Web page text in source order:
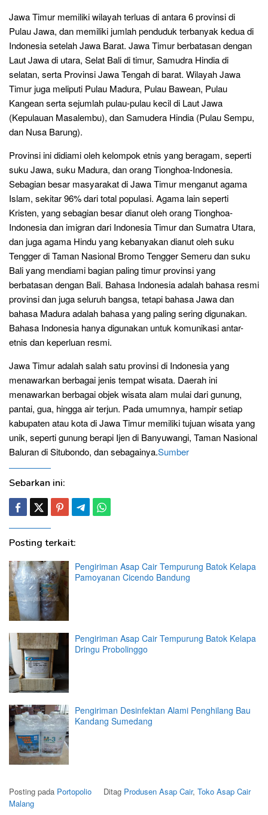
Jawa Timur memiliki wilayah terluas di antara 6 provinsi di
Pulau Jawa, dan memiliki jumlah penduduk terbanyak kedua di
Indonesia setelah Jawa Barat. Jawa Timur berbatasan dengan
Laut Jawa di utara, Selat Bali di timur, Samudra Hindia di
selatan, serta Provinsi Jawa Tengah di barat. Wilayah Jawa
Timur juga meliputi Pulau Madura, Pulau Bawean, Pulau
Kangean serta sejumlah pulau-pulau kecil di Laut Jawa
(Kepulauan Masalembu), dan Samudera Hindia (Pulau Sempu,
dan Nusa Barung).
Provinsi ini didiami oleh kelompok etnis yang beragam, seperti
suku Jawa, suku Madura, dan orang Tionghoa-Indonesia.
Sebagian besar masyarakat di Jawa Timur menganut agama
Islam, sekitar 96% dari total populasi. Agama lain seperti
Kristen, yang sebagian besar dianut oleh orang Tionghoa-
Indonesia dan imigran dari Indonesia Timur dan Sumatra Utara,
dan juga agama Hindu yang kebanyakan dianut oleh suku
Tengger di Taman Nasional Bromo Tengger Semeru dan suku
Bali yang mendiami bagian paling timur provinsi yang
berbatasan dengan Bali. Bahasa Indonesia adalah bahasa resmi
provinsi dan juga seluruh bangsa, tetapi bahasa Jawa dan
bahasa Madura adalah bahasa yang paling sering digunakan.
Bahasa Indonesia hanya digunakan untuk komunikasi antar-
etnis dan keperluan resmi.
Jawa Timur adalah salah satu provinsi di Indonesia yang
menawarkan berbagai jenis tempat wisata. Daerah ini
menawarkan berbagai objek wisata alam mulai dari gunung,
pantai, gua, hingga air terjun. Pada umumnya, hampir setiap
kabupaten atau kota di Jawa Timur memiliki tujuan wisata yang
unik, seperti gunung berapi Ijen di Banyuwangi, Taman Nasional
Baluran di Situbondo, dan sebagainya.Sumber
Sebarkan ini:
Posting terkait:
Pengiriman Asap Cair Tempurung Batok Kelapa
Pamoyanan Cicendo Bandung
Pengiriman Asap Cair Tempurung Batok Kelapa
Dringu Probolinggo
Pengiriman Desinfektan Alami Penghilang Bau
Kandang Sumedang
Posting pada Portopolio Ditag Produsen Asap Cair, Toko Asap Cair
Malang